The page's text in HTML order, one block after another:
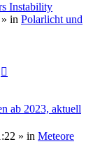
Instability
» in Polarlicht und
ab 2023, aktuell
» in Meteore